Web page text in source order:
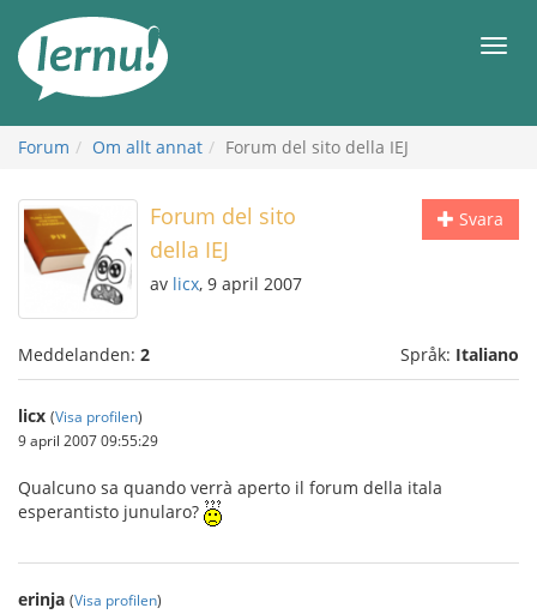
sidans
innehåll
Meny
Forum Om allt annat Forum del sito della IEJ
Svara
Forum del sito
della IEJ
av licx, 9 april 2007
Meddelanden: 2 Språk: Italiano
licx (Visa profilen)
9 april 2007 09:55:29
Qualcuno sa quando verrà aperto il forum della itala
esperantisto junularo?
erinja (Visa profilen)